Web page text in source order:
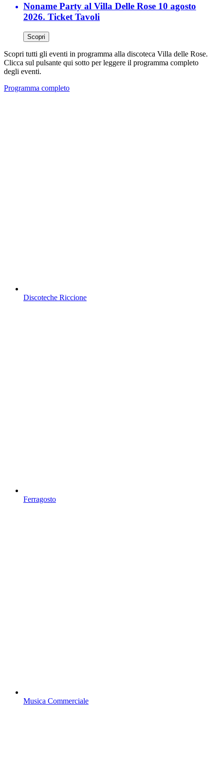
Noname Party al Villa Delle Rose 10 agosto
2026. Ticket Tavoli
Scopri
Scopri tutti gli eventi in programma alla discoteca Villa delle Rose.
Clicca sul pulsante qui sotto per leggere il programma completo
degli eventi.
Programma completo
Discoteche Riccione
Ferragosto
Musica Commerciale